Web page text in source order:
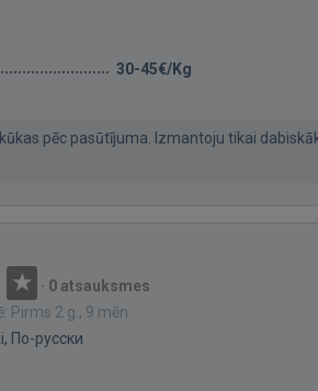
30-45€/Kg
pēc pasūtījuma. Izmantoju tikai
· 0 atsauksmes
Pirms 2 g., 9 mēn.
По-русски